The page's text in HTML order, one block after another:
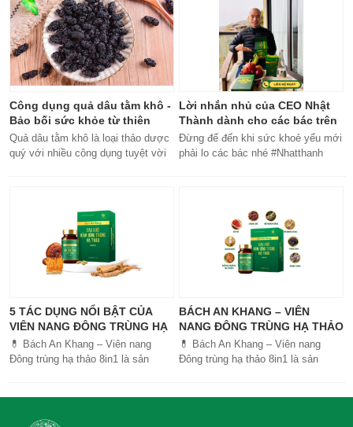
Công dụng quả dâu tằm khô -
Bảo bối sức khỏe từ thiên
nhiên
Quả dâu tằm khô là loại thảo dược
quý với nhiều công dụng tuyệt vời
Lời nhắn nhủ của CEO Nhật
Thành dành cho các bác trên
50 tuổi
Đừng để đến khi sức khoẻ yếu mới
phải lo các bác nhé #Nhatthanh
#khoetubentrong #nhatthanhbak
5 TÁC DỤNG NỔI BẬT CỦA
VIÊN NANG ĐÔNG TRÙNG HẠ
THẢO BÁCH AN KHANG
💊 Bách An Khang – Viên nang
Đông trùng hạ thảo 8in1 là sản
tiêu hóa, ngủ ngon, giảm mệt mỏi.
BÁCH AN KHANG – VIÊN
NANG ĐÔNG TRÙNG HẠ THẢO
8IN1: GIẢI PHÁP SỨC KHỎE
TOÀN DIỆN
💊 Bách An Khang – Viên nang
Đông trùng hạ thảo 8in1 là sản